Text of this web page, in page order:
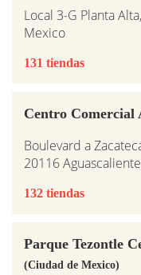
Local 3-G Planta
Mexico
131 tiendas
Centro Comercial
Boulevard a
20116
132 tiendas
Parque Tezontle
(Ciudad de Mexico)